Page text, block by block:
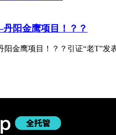
阳金鹰项目！？？
鹰项目！？？引证“老T”发表